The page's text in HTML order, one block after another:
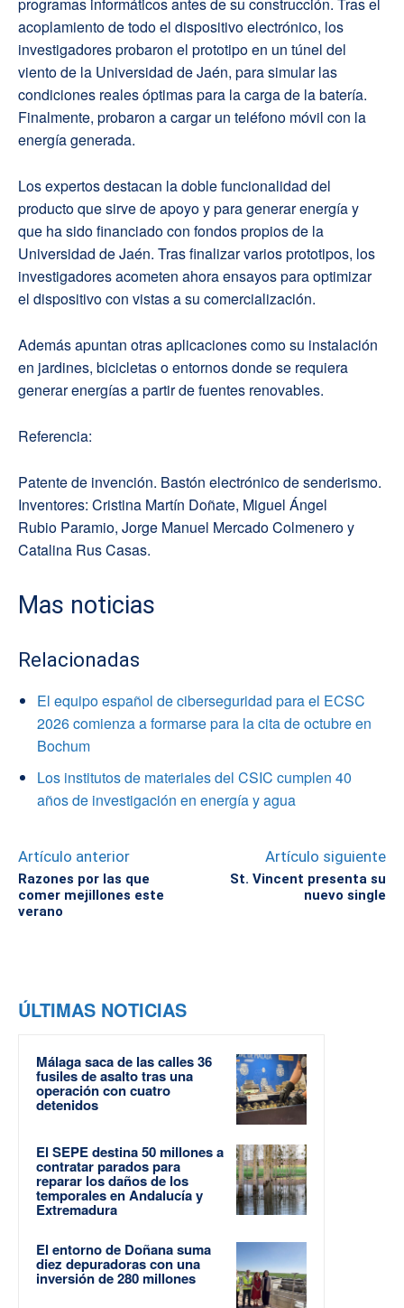
programas informáticosantes de su construcción. Tras el
acoplamiento de todo el dispositivo electrónico, los
investigadoresprobaron el prototipo en un túnel del
vientode la Universidad de Jaén, para simular las
condiciones reales óptimas para la carga de la batería.
Finalmente, probaron a cargar un teléfono móvil con la
energía generada.
Los expertos destacan la doble funcionalidad del
producto que sirve de apoyo y para generar energía y
que ha sido financiado con fondos propios de la
Universidad de Jaén. Tras finalizar varios prototipos, los
investigadores acometen ahora ensayos para optimizar
el dispositivo con vistas a su comercialización.
Además apuntan otras aplicaciones como su instalación
en jardines, bicicletas o entornos donde se requiera
generar energías a partir de fuentes renovables.
Referencia:
Patente de invención. Bastón electrónico de senderismo.
Inventores: Cristina Martín Doñate, Miguel Ángel
Rubio Paramio, Jorge Manuel Mercado Colmenero y
Catalina Rus Casas.
Mas noticias
Relacionadas
El equipo español de ciberseguridad para el ECSC
2026 comienza a formarse para la cita de octubre en
Bochum
Los institutos de materiales del CSIC cumplen 40
años de investigación en energía y agua
Artículo anterior
Razones por las que
comer mejillones este
verano
Artículo siguiente
St. Vincent presenta su
nuevo single
ÚLTIMAS NOTICIAS
Málaga saca de las calles 36
fusiles de asalto tras una
operación con cuatro
detenidos
El SEPE destina 50 millones a
contratar parados para
reparar los daños de los
temporales en Andalucía y
Extremadura
El entorno de Doñana suma
diez depuradoras con una
inversión de 280 millones